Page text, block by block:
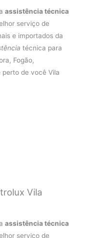
assistência técnica
serviço de
e importados da
técnica para
Fogão,
perto de você Vila
Vila
assistência técnica
serviço de